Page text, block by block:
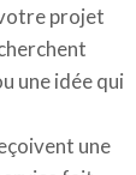
projet
une idée qui
une